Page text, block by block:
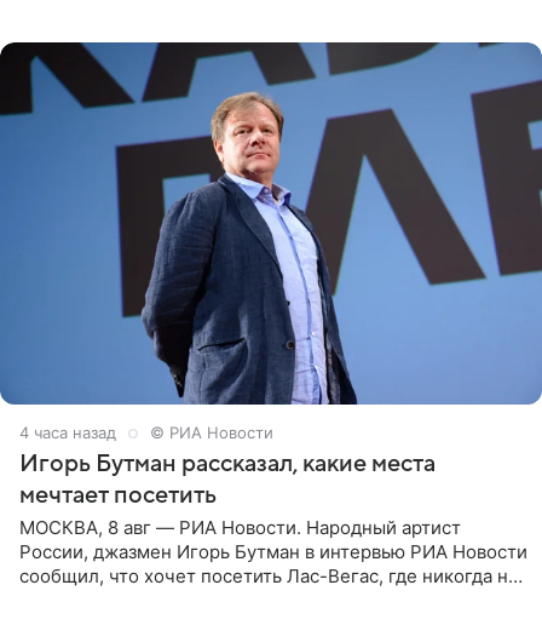
4 часа назад © РИА Новости
Игорь Бутман рассказал, какие места
мечтает посетить
МОСКВА, 8 авг — РИА Новости. Народный артист
России, джазмен Игорь Бутман в интервью РИА Новости
сообщил, что хочет посетить Лас-Вегас, где никогда не